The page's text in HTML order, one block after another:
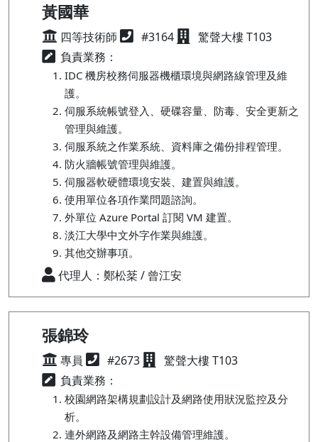
黃國華
四等技術師 #3164
驚聲大樓 T103
負責業務：
IDC 機房校務伺服器機櫃環境與網路線管理及維
護。
伺服系統帳號登入、硬碟容量、防毒、安全更新之
管理與維護。
伺服系統之作業系統、資料庫之備份排程管理。
防火牆帳號管理與維護。
伺服器軟硬體環境安裝、建置與維護。
使用單位各項作業問題諮詢。
外單位 Azure Portal 訂閱 VM 建置。
淡江大學中文外字作業與維護。
其他交辦事項。
代理人：鄭松棻 / 曾江安
張錦玲
專員 #2673
驚聲大樓 T103
負責業務：
校園網路架構規劃設計及網路使用狀況監控及分
析。
連外網路及網路主幹設備管理維護。